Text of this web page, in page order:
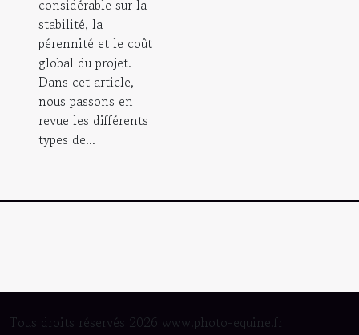
considérable sur la
stabilité, la
pérennité et le coût
global du projet.
Dans cet article,
nous passons en
revue les différents
types de...
Tous droits réservés 2026 www.photo-equine.fr